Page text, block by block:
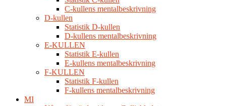
C-kullens mentalbeskrivning
D-kullen
Statistik D-kullen
D-kullens mentalbeskrivning
E-KULLEN
Statistik E-kullen
E-kullens mentalbeskrivning
F-KULLEN
Statistik F-kullen
F-kullens mentalbeskrivning
MI